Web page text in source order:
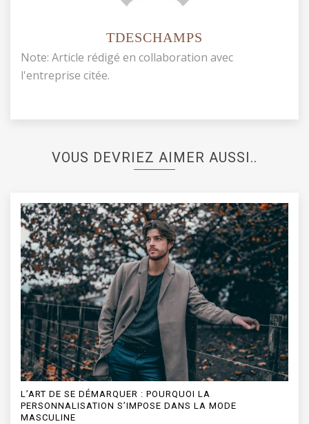
TDESCHAMPS
Note: Article rédigé en collaboration avec
l'entreprise citée.
VOUS DEVRIEZ AIMER AUSSI..
L’ART DE SE DÉMARQUER : POURQUOI LA
PERSONNALISATION S’IMPOSE DANS LA MODE
MASCULINE